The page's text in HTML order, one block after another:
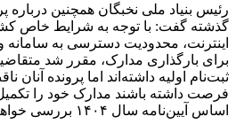
رئیس بنیاد ملی نخبگان همچنین
گذشته گفت: با توجه به شرایط خاص
اینترنت، محدودیت دسترسی به
برای بارگذاری مدارک، مقرر شد
فرصت داشته باشند مدارک خود را تکمیل
اساس آیین‌نامه سال ۱۴۰۴ بررسی خواهند شد.